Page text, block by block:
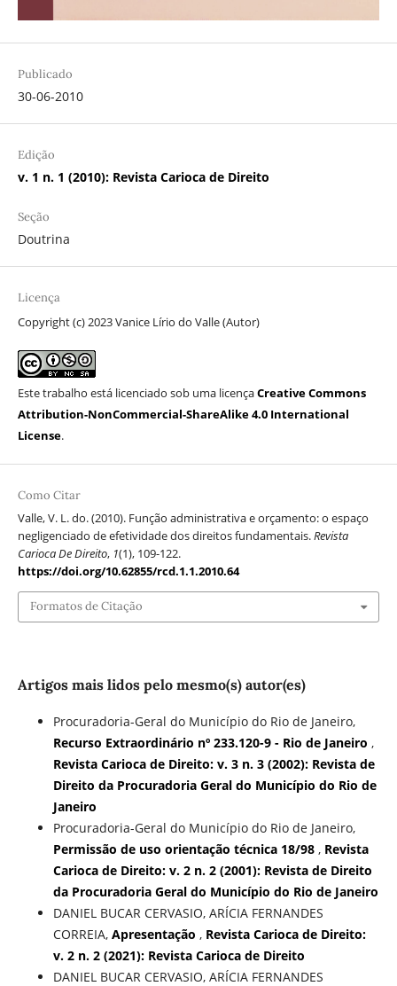
Publicado
30-06-2010
Edição
v. 1 n. 1 (2010): Revista Carioca de Direito
Seção
Doutrina
Licença
Copyright (c) 2023 Vanice Lírio do Valle (Autor)
Este trabalho está licenciado sob uma licençaCreative Commons
Attribution-NonCommercial-ShareAlike 4.0 International
License.
Como Citar
Valle, V. L. do. (2010). Função administrativa e orçamento: o espaço
negligenciado de efetividade dos direitos fundamentais.Revista
Carioca De Direito, 1(1), 109-122.
https://doi.org/10.62855/rcd.1.1.2010.64
Formatos de Citação
Artigos mais lidos pelo mesmo(s) autor(es)
Procuradoria-Geral do Município do Rio de Janeiro,
Recurso Extraordinário nº 233.120-9 - Rio de Janeiro ,
Revista Carioca de Direito: v. 3 n. 3 (2002): Revista de
Direito da Procuradoria Geral do Município do Rio de
Janeiro
Procuradoria-Geral do Município do Rio de Janeiro,
Permissão de uso orientação técnica 18/98 , Revista
Carioca de Direito: v. 2 n. 2 (2001): Revista de Direito
da Procuradoria Geral do Município do Rio de Janeiro
DANIEL BUCAR CERVASIO, ARÍCIA FERNANDES
CORREIA, Apresentação , Revista Carioca de Direito:
v. 2 n. 2 (2021): Revista Carioca de Direito
DANIEL BUCAR CERVASIO, ARÍCIA FERNANDES